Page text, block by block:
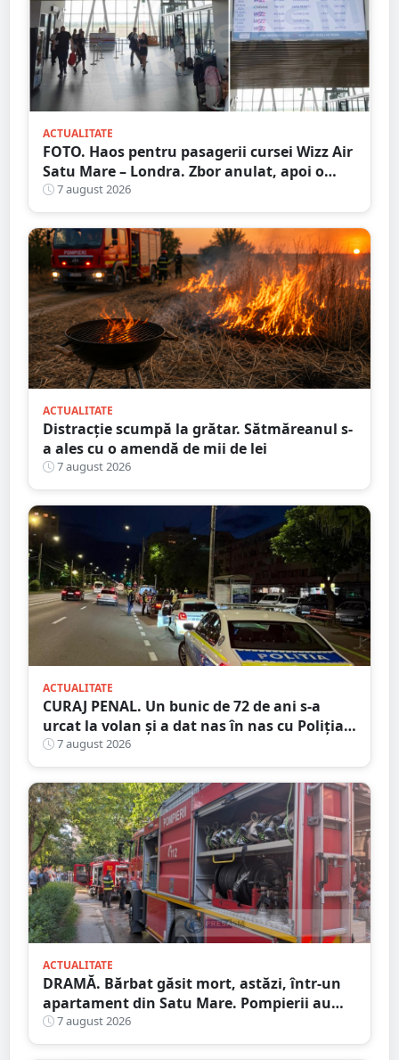
ACTUALITATE
FOTO. Haos pentru pasagerii cursei Wizz Air
Satu Mare – Londra. Zbor anulat, apoi o
nouă întârziere. Fără explicații clare
7 august 2026
ACTUALITATE
Distracție scumpă la grătar. Sătmăreanul s-
a ales cu o amendă de mii de lei
7 august 2026
ACTUALITATE
CURAJ PENAL. Un bunic de 72 de ani s-a
urcat la volan și a dat nas în nas cu Poliția
Satu Mare
7 august 2026
ACTUALITATE
DRAMĂ. Bărbat găsit mort, astăzi, într-un
apartament din Satu Mare. Pompierii au
spart ușa
7 august 2026